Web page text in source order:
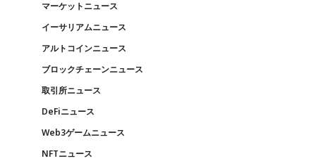
マーケットニュース
イーサリアムニュース
アルトコインニュース
ブロックチェーンニュース
取引所ニュース
DeFiニュース
Web3ゲームニュース
NFTニュース